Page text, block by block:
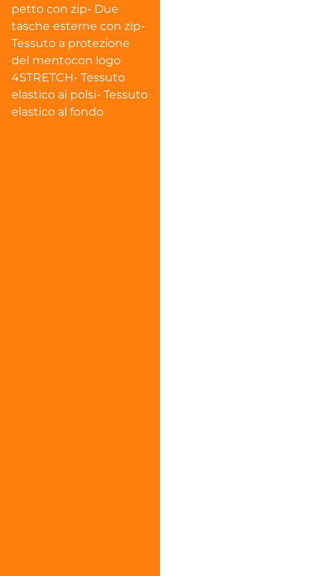
petto con zip- Due
tasche esterne con zip-
Tessuto a protezione
del mentocon logo
4STRETCH- Tessuto
elastico ai polsi- Tessuto
elastico al fondo